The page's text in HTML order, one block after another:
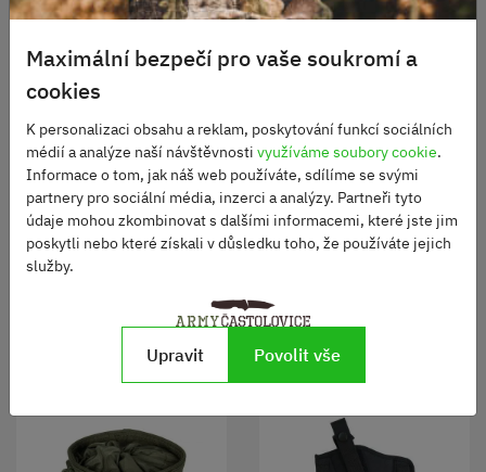
Pouzdro na optiku
Dragunov denní MNS-
2000 vz.95 AČR SPM
(60800) originál
Skladem
750 Kč
Pistolové pouzdro
univerzální černé
Skladem
420 Kč
Maximální bezpečí pro vaše soukromí a
cookies
K personalizaci obsahu a reklam, poskytování funkcí sociálních
médií a analýze naší návštěvnosti využíváme soubory cookie.
Informace o tom, jak náš web používáte, sdílíme se svými
partnery pro sociální média, inzerci a analýzy. Partneři tyto
údaje mohou zkombinovat s dalšími informacemi, které jste jim
poskytli nebo které získali v důsledku toho, že používáte jejich
služby.
Upravit Povolit vše